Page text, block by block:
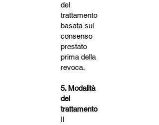
del
trattamento
basata sul
consenso
prestato
prima della
revoca.
5. Modalità
del
trattamento
Il